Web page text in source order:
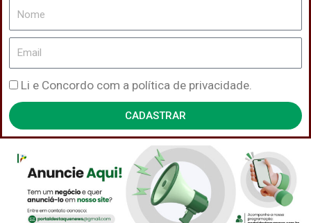
Nome
Email
Política
de
Privacidade
Li e Concordo com a política de privacidade.
CADASTRAR